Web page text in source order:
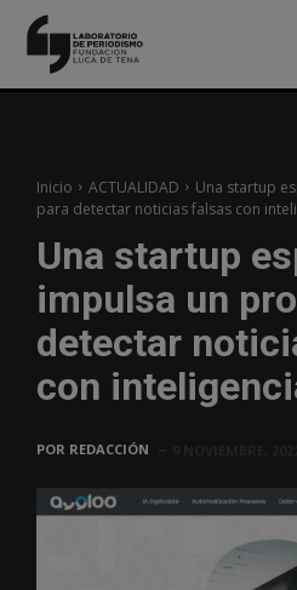
Inicio ACTUALIDAD
Una startup
para detectar noticias falsas con
Una startup
impulsa un
detectar
con
POR REDACCIÓN